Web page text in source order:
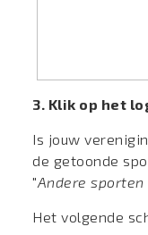
3. Klik op het
Is jouw
de getoonde
"Andere
Het volgende